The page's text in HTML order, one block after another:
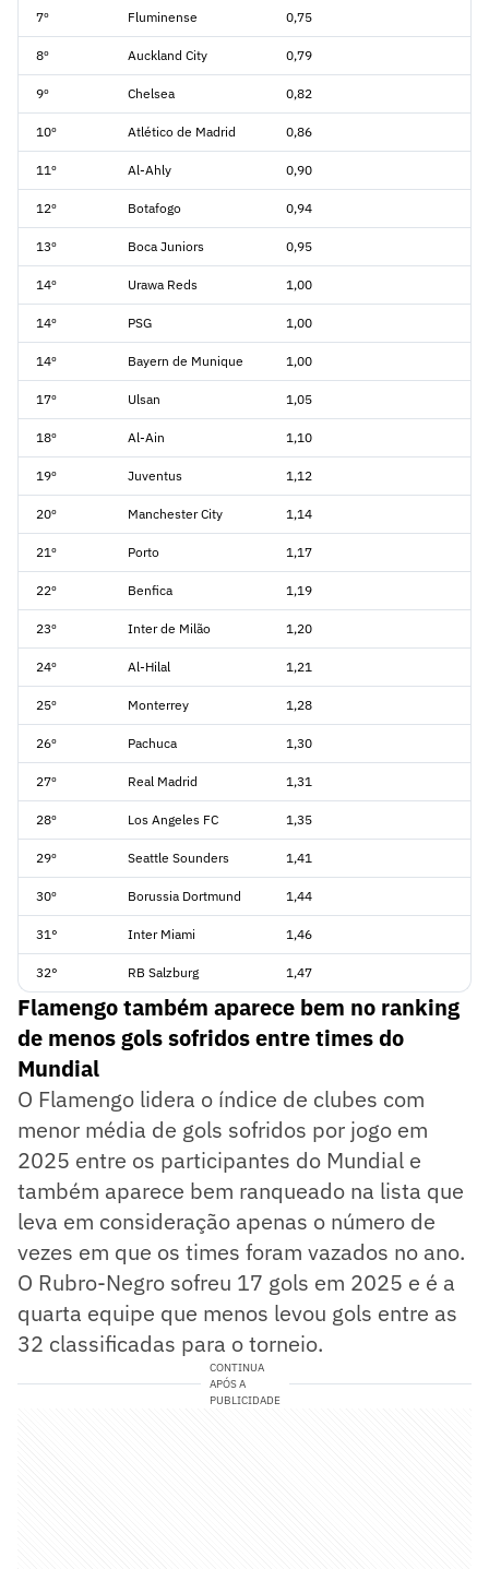
7º Fluminense 0,75
8º Auckland City 0,79
9º Chelsea 0,82
10º Atlético de Madrid 0,86
11º Al-Ahly 0,90
12º Botafogo 0,94
13º Boca Juniors 0,95
14º Urawa Reds 1,00
14º PSG 1,00
14º Bayern de Munique 1,00
17º Ulsan 1,05
18º Al-Ain 1,10
19º Juventus 1,12
20º Manchester City 1,14
21º Porto 1,17
22º Benfica 1,19
23º Inter de Milão 1,20
24º Al-Hilal 1,21
25º Monterrey 1,28
26º Pachuca 1,30
27º Real Madrid 1,31
28º Los Angeles FC 1,35
29º Seattle Sounders 1,41
30º Borussia Dortmund 1,44
31° Inter Miami 1,46
32° RB Salzburg 1,47
Flamengo também aparece bem no ranking
de menos gols sofridos entre times do
Mundial
O Flamengo lidera o índice de clubes com
menor média de gols sofridos por jogo em
2025 entre os participantes do Mundial e
também aparece bem ranqueado na lista que
leva em consideração apenas o número de
vezes em que os times foram vazados no ano.
O Rubro-Negro sofreu 17 gols em 2025 e é a
quarta equipe que menos levou gols entre as
32 classificadas para o torneio.
CONTINUA
APÓS A
PUBLICIDADE